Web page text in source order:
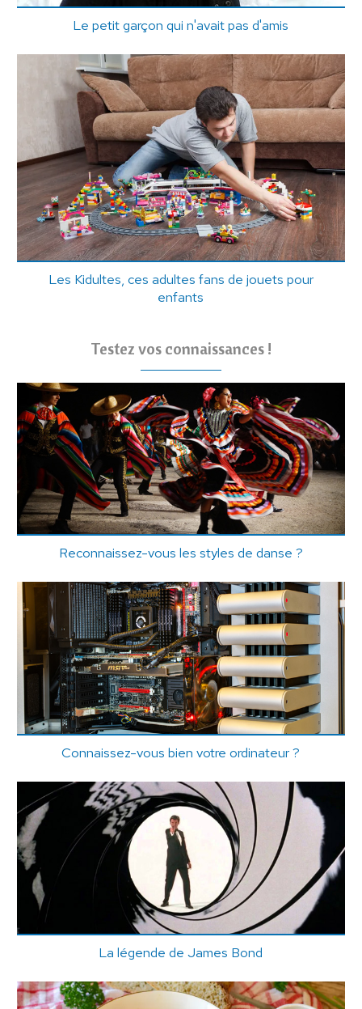
Le petit garçon qui n'avait pas d'amis
Les Kidultes, ces adultes fans de jouets pour
enfants
Testez vos connaissances !
Reconnaissez-vous les styles de danse ?
Connaissez-vous bien votre ordinateur ?
La légende de James Bond